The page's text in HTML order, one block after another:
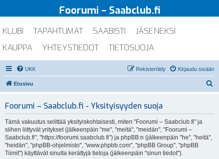
Foorumi – Saabclub.fi
KLUBI TAPAHTUMAT SAABISTI
JÄSENEKSI
KAUPPA
YHTEYSTIEDOT TIETOSUOJA
UKK Kirjaudu sisään
Rekisteröidy
Etusivu
Foorumi – Saabclub.fi - Yksityisyyden suoja
Tämä vakuutus selittää yksityiskohtaisesti, miten "Foorumi – Saabclub.fi" ja
siihen liittyvät yritykset (jälkeenpäin "me", "meitä", "meidän", "Foorumi –
Saabclub.fi", "https://foorumi.saabclub.fi") ja phpBB:n (jälkeenpäin "he", "heitä",
"heidän", "phpBB-ohjelmisto", "www.phpbb.com", "phpBB Group", "phpBB
Tiimit") käyttävät sinulta kerättyjä tietoja (jälkeenpäin "sinun tiedot").